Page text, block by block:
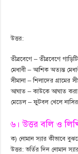
উত্তর:
তীব্রবেগে – তীব্রবেগে
মেধাবী – আশিক অত্যন্ত
সীমানা – শিলাদের গ্রামের
আঘাত – কাউকে আঘাত করা
মেডেল – ফুটবল খেলে
৬। উত্তর বলি ও
ক) নোমান স্যার কীভাবে
উত্তর: ভর্তির দিন নোমান